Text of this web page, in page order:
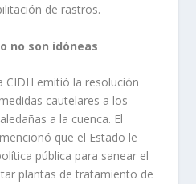
de rastros.
no son idóneas
CIDH emitió la resolución
cautelares a los
a la cuen­ca. El
que el Estado le
pública para sanear el
plan­tas de tratamiento de